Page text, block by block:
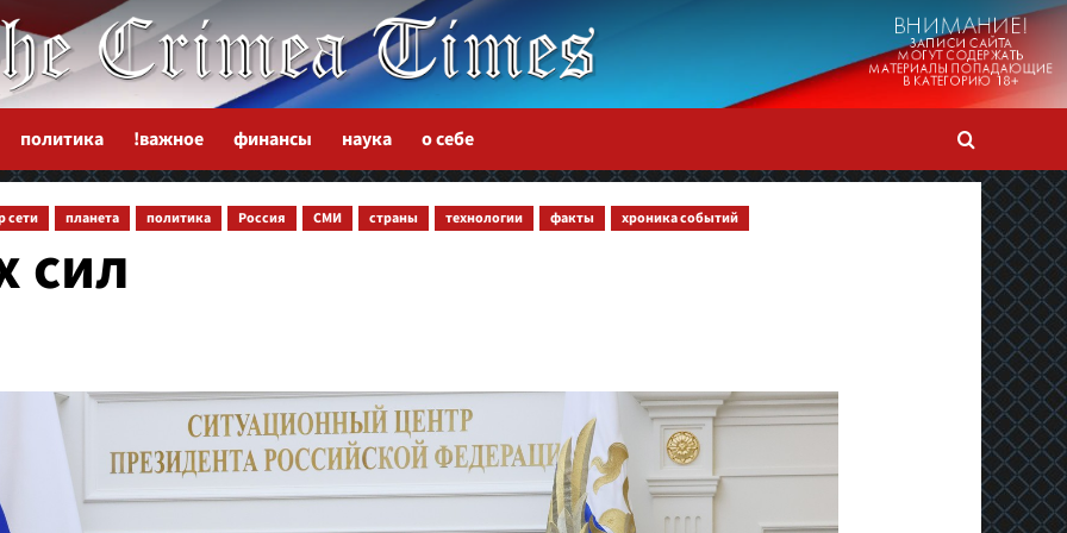
политика !важное финансы наука о себе
сети планета политика Россия СМИ страны технологии факты хроника событий
сил